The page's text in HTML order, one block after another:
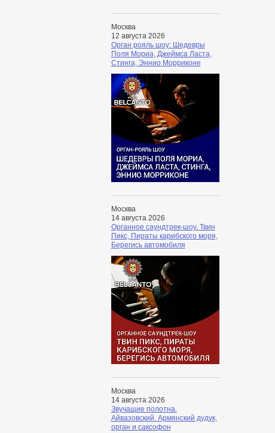
Москва
12 августа 2026
Орган рояль шоу: Шедевры
Поля Мориа, Джеймса Ласта,
Стинга, Эннио Морриконе
Москва
14 августа 2026
Органное саундтрек-шоу. Твин
Пикс, Пираты карибского моря,
Берегись автомобиля
Москва
14 августа 2026
Звучащие полотна.
Айвазовский. Армянский дудук,
орган и саксофон